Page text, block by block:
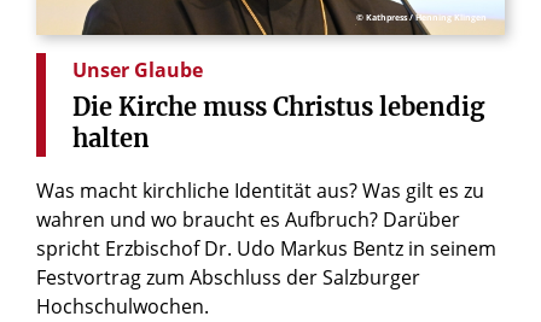
© Kathpress / Henning Klingen
Unser Glaube
Die Kirche muss Christus lebendig
halten
Was macht kirchliche Identität aus? Was gilt es zu
wahren und wo braucht es Aufbruch? Darüber
spricht Erzbischof Dr. Udo Markus Bentz in seinem
Festvortrag zum Abschluss der Salzburger
Hochschulwochen.